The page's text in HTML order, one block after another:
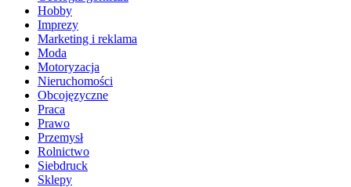
Hobby
Imprezy
Marketing i reklama
Moda
Motoryzacja
Nieruchomości
Obcojęzyczne
Praca
Prawo
Przemysł
Rolnictwo
Siebdruck
Sklepy